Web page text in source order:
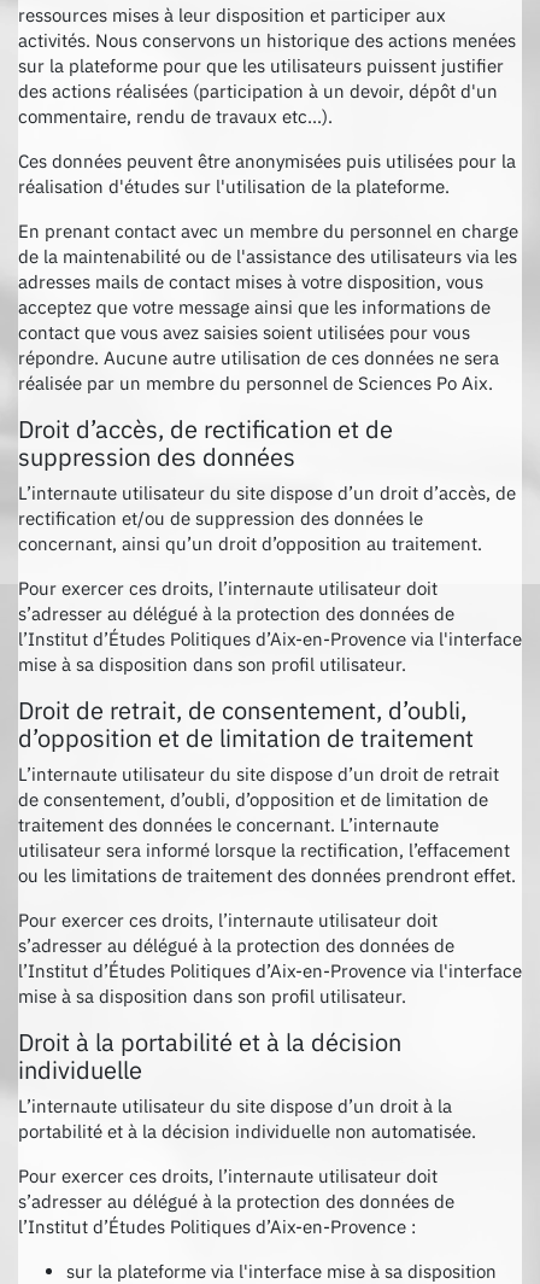
ressources mises à leur disposition et participer aux
activités. Nous conservons un historique des actions menées
sur la plateforme pour que les utilisateurs puissent justifier
des actions réalisées (participation à un devoir, dépôt d'un
commentaire, rendu de travaux etc...).
Ces données peuvent être anonymisées puis utilisées pour la
réalisation d'études sur l'utilisation de la plateforme.
En prenant contact avec un membre du personnel en charge
de la maintenabilité ou de l'assistance des utilisateurs via les
adresses mails de contact mises à votre disposition, vous
acceptez que votre message ainsi que les informations de
contact que vous avez saisies soient utilisées pour vous
répondre. Aucune autre utilisation de ces données ne sera
réalisée par un membre du personnel de Sciences Po Aix.
Droit d’accès, de rectification et de
suppression des données
L’internaute utilisateur du site dispose d’un droit d’accès, de
rectification et/ou de suppression des données le
concernant, ainsi qu’un droit d’opposition au traitement.
Pour exercer ces droits, l’internaute utilisateur doit
s’adresser au délégué à la protection des données de
l’Institut d’Études Politiques d’Aix-en-Provence via l'interface
mise à sa disposition dans son profil utilisateur.
Droit de retrait, de consentement, d’oubli,
d’opposition et de limitation de traitement
L’internaute utilisateur du site dispose d’un droit de retrait
de consentement, d’oubli, d’opposition et de limitation de
traitement des données le concernant. L’internaute
utilisateur sera informé lorsque la rectification, l’effacement
ou les limitations de traitement des données prendront effet.
Pour exercer ces droits, l’internaute utilisateur doit
s’adresser au délégué à la protection des données de
l’Institut d’Études Politiques d’Aix-en-Provence via l'interface
mise à sa disposition dans son profil utilisateur.
Droit à la portabilité et à la décision
individuelle
L’internaute utilisateur du site dispose d’un droit à la
portabilité et à la décision individuelle non automatisée.
Pour exercer ces droits, l’internaute utilisateur doit
s’adresser au délégué à la protection des données de
l’Institut d’Études Politiques d’Aix-en-Provence :
sur la plateforme via l'interface mise à sa disposition